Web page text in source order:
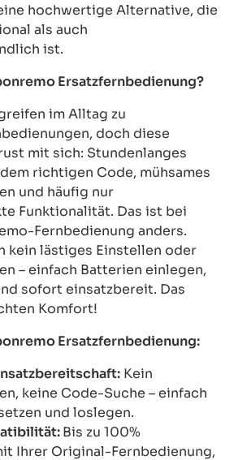
hochwertige Alternative, die
als auch
ist.
Ersatzfernbedienung?
im Alltag zu
doch diese
mit sich: Stundenlanges
richtigen Code, mühsames
und häufig nur
Funktionalität. Das ist bei
Fernbedienung anders.
kein lästiges Einstellen oder
– einfach Batterien einlegen,
sofort einsatzbereit. Das
Komfort!
Ersatzfernbedienung:
Kein
keine Code-Suche – einfach
und loslegen.
Bis zu 100%
Ihrer Original-Fernbedienung,